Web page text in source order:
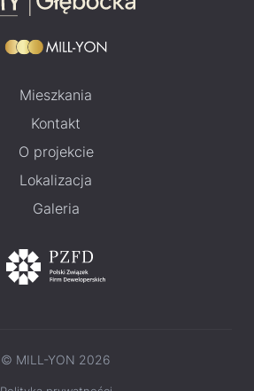
Mieszkania
Kontakt
O projekcie
Lokalizacja
Galeria
© MILL-YON 2026